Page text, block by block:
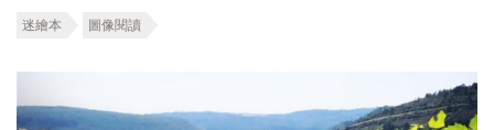
迷繪本 圖像閱讀